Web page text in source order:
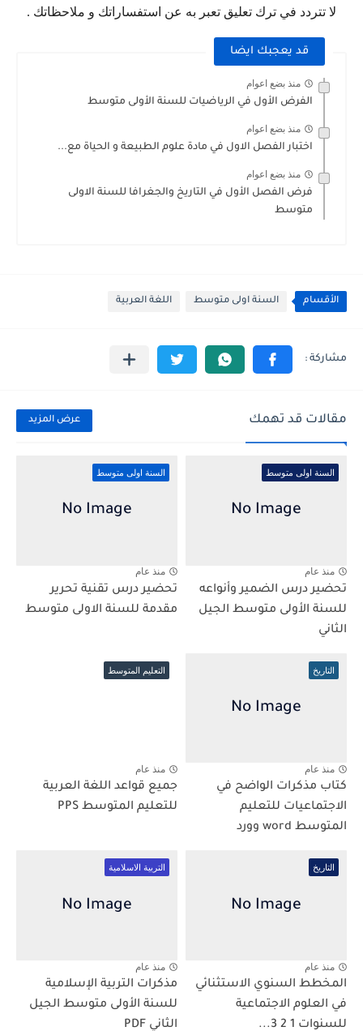
لا تتردد في ترك تعليق تعبر به عن استفساراتك و ملاحظاتك .
قد يعجبك ايضا
منذ بضع اعوام
الفرض الأول في الرياضيات للسنة الأولى متوسط
منذ بضع اعوام
اختبار الفصل الاول في مادة علوم الطبيعة و الحياة مع...
منذ بضع اعوام
فرض الفصل الأول في التاريخ والجغرافا للسنة الاولى
متوسط
الأقسام السنة اولى متوسط اللغة العربية
مقالات قد تهمك عرض المزيد
السنة اولى متوسط
منذ عام
تحضير درس الضمير وأنواعه
للسنة الأولى متوسط الجيل
الثاني
السنة اولى متوسط
منذ عام
تحضير درس تقنية تحرير
مقدمة للسنة الاولى متوسط
التاريخ
منذ عام
كتاب مذكرات الواضح في
الاجتماعيات للتعليم
المتوسط word وورد
التعليم المتوسط
منذ عام
جميع قواعد اللغة العربية
للتعليم المتوسط PPS
التاريخ
منذ عام
المخطط السنوي الاستثنائي
في العلوم الاجتماعية
للسنوات 1 2 3...
التربية الاسلامية
منذ عام
مذكرات التربية الإسلامية
للسنة الأولى متوسط الجيل
الثاني PDF